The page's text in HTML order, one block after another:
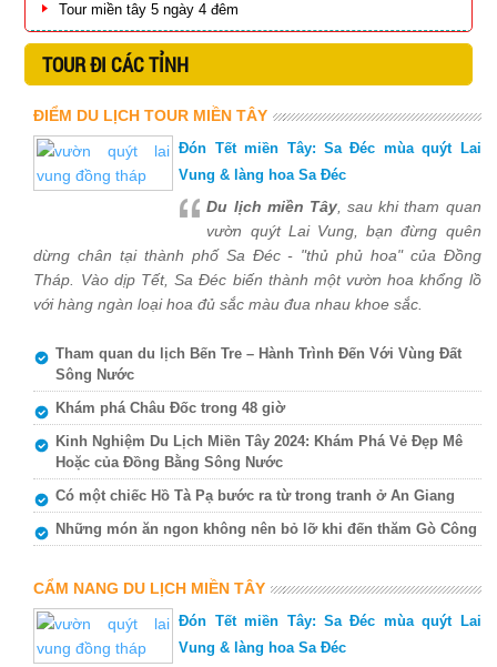
Tour miền tây 5 ngày 4 đêm
TOUR ĐI CÁC TỈNH
ĐIỂM DU LỊCH TOUR MIỀN TÂY
Đón Tết miền Tây: Sa Đéc mùa quýt Lai
Vung & làng hoa Sa Đéc
Du lịch miền Tây, sau khi tham quan
vườn quýt Lai Vung, bạn đừng quên
dừng chân tại thành phố Sa Đéc - "thủ phủ hoa" của Đồng
Tháp. Vào dịp Tết, Sa Đéc biến thành một vườn hoa khổng lồ
với hàng ngàn loại hoa đủ sắc màu đua nhau khoe sắc.
Tham quan du lịch Bến Tre – Hành Trình Đến Với Vùng Đất
Sông Nước
Khám phá Châu Đốc trong 48 giờ
Kinh Nghiệm Du Lịch Miền Tây 2024: Khám Phá Vẻ Đẹp Mê
Hoặc của Đồng Bằng Sông Nước
Có một chiếc Hồ Tà Pạ bước ra từ trong tranh ở An Giang
Những món ăn ngon không nên bỏ lỡ khi đến thăm Gò Công
CẨM NANG DU LỊCH MIỀN TÂY
Đón Tết miền Tây: Sa Đéc mùa quýt Lai
Vung & làng hoa Sa Đéc